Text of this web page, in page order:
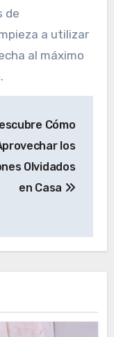
de
a utilizar
al máximo
Cómo
los
Olvidados
en Casa